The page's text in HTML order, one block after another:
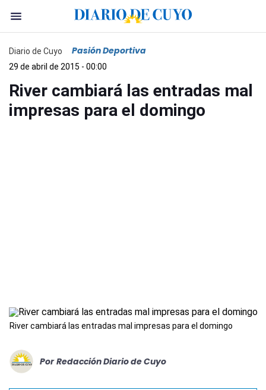
Diario de Cuyo Pasión Deportiva
29 de abril de 2015 - 00:00
River cambiará las entradas mal
impresas para el domingo
River cambiará las entradas mal impresas para el domingo
Por Redacción Diario de Cuyo